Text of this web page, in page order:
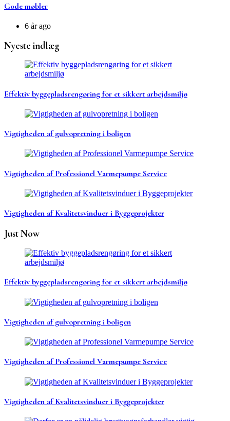
Gode møbler
6 år ago
Nyeste indlæg
Effektiv byggepladsrengøring for et sikkert arbejdsmiljø
Vigtigheden af gulvopretning i boligen
Vigtigheden af Professionel Varmepumpe Service
Vigtigheden af Kvalitetsvinduer i Byggeprojekter
Just Now
Effektiv byggepladsrengøring for et sikkert arbejdsmiljø
Vigtigheden af gulvopretning i boligen
Vigtigheden af Professionel Varmepumpe Service
Vigtigheden af Kvalitetsvinduer i Byggeprojekter